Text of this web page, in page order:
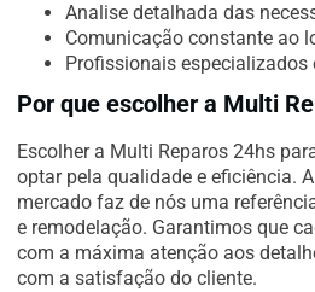
Analise detalhada das
Comunicação constante ao
Profissionais especializados
Por que escolher a Multi
Escolher a Multi Reparos 24hs
optar pela qualidade e eficiência.
mercado faz de nós uma
e remodelação. Garantimos que
com a máxima atenção aos
com a satisfação do cliente.